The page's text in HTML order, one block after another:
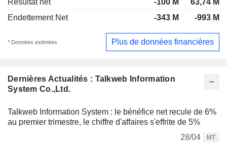
Dernières Actualités : Talkweb Information
System Co.,Ltd.
Talkweb Information System : le bénéfice net recule de 6%
au premier trimestre, le chiffre d'affaires s'effrite de 5%
28/04
MT
Résultat net
-100 M
63,74 M
Endettement Net
-343 M -993 M
* Données estimées Plus de données financières